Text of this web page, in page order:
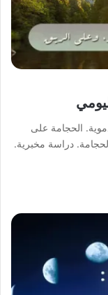
الحجامة على
دراسة مخبرية.